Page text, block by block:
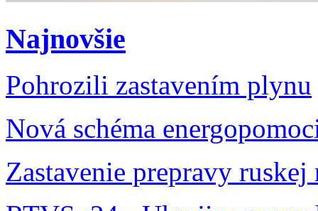
Najnovšie
Pohrozili zastavením plynu
Nová schéma
Zastavenie prepravy